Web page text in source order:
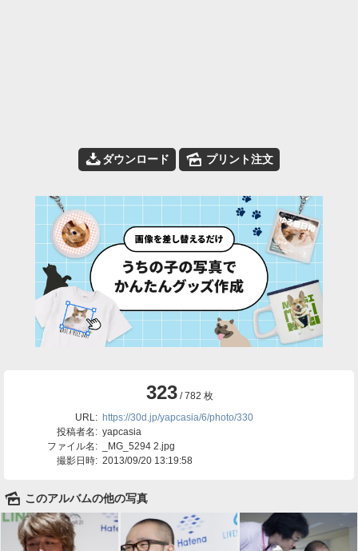
📥ダウンロード 🌄 プリント注文
323/ 782 枚
URL: https://30d.jp/yapcasia/6/photo/330
投稿者名: yapcasia
ファイル名:
_MG_5294 2.jpg
撮影日時: 2013/09/20 13:19:58
🌄 このアルバムの他の写真